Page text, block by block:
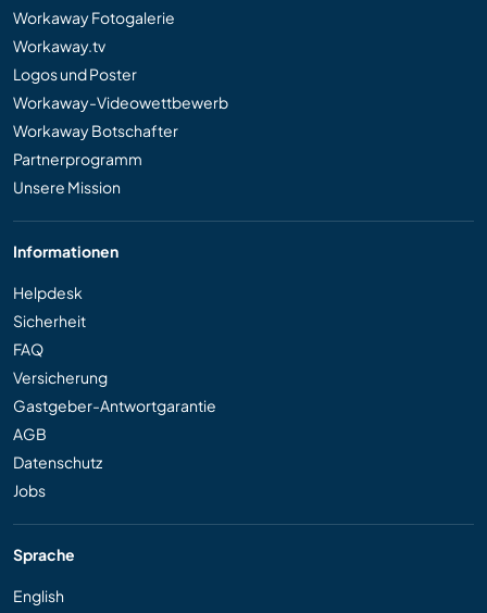
Workaway Fotogalerie
Workaway.tv
Logos und Poster
Workaway-Videowettbewerb
Workaway Botschafter
Partnerprogramm
Unsere Mission
Informationen
Helpdesk
Sicherheit
FAQ
Versicherung
Gastgeber-Antwortgarantie
AGB
Datenschutz
Jobs
Sprache
English